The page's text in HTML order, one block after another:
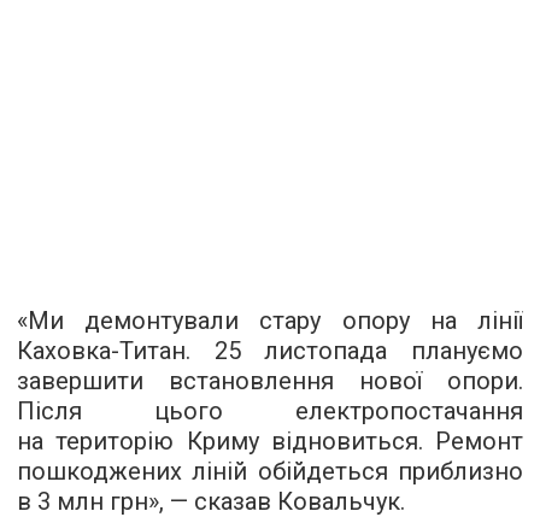
«Ми демонтували стару опору на лінії
Каховка-Титан. 25 листопада плануємо
завершити встановлення нової опори.
Після цього електропостачання
на територію Криму відновиться. Ремонт
пошкоджених ліній обійдеться приблизно
в 3 млн грн», — сказав Ковальчук.